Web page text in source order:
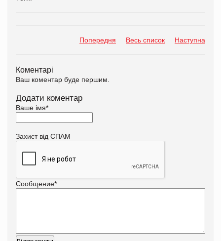
Попередня Весь список Наступна
Коментарі
Ваш коментар буде першим.
Додати коментар
Ваше імя*
Захист від СПАМ
Сообщение*